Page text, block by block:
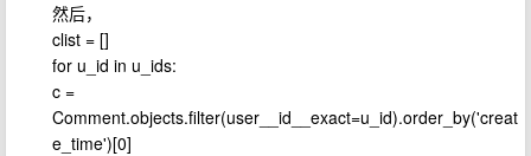
然后，
clist = []
for u_id in u_ids:
c =
Comment.objects.filter(user__id__exact=u_id).order_by('creat
e_time')[0]